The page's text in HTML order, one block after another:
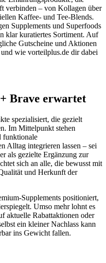
verbinden – von Kollagen über
Kaffee- und Tee-Blends.
Supplements und Superfoods
klar kuratiertes Sortiment. Auf
Gutscheine und Aktionen
wie vorteilplus.de dir dabei
Brave erwartet
spezialisiert, die gezielt
Im Mittelpunkt stehen
funktionale
Alltag integrieren lassen – sei
als gezielte Ergänzung zur
sich an alle, die bewusst mit
und Herkunft der
Supplements positioniert,
Umso mehr lohnt es
aktuelle Rabattaktionen oder
ein kleiner Nachlass kann
ins Gewicht fallen.